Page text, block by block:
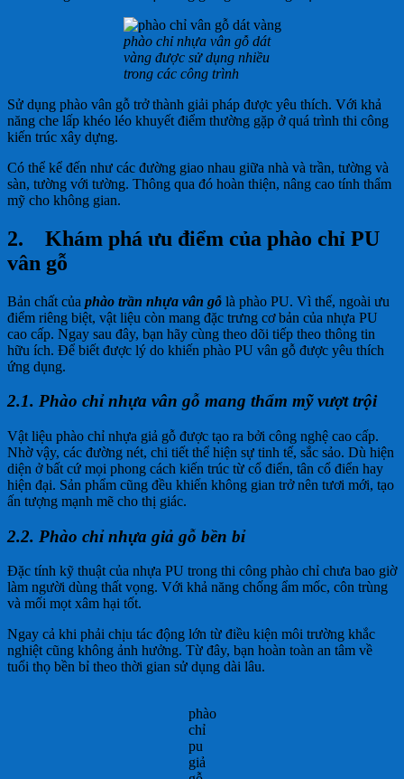
phào chỉ nhựa vân gỗ dát
vàng được sử dụng nhiều
trong các công trình
Sử dụng phào vân gỗ trở thành giải pháp được yêu thích. Với khả
năng che lấp khéo léo khuyết điểm thường gặp ở quá trình thi công
kiến trúc xây dựng.
Có thể kể đến như các đường giao nhau giữa nhà và trần, tường và
sàn, tường với tường. Thông qua đó hoàn thiện, nâng cao tính thẩm
mỹ cho không gian.
2. Khám phá ưu điểm của phào chỉ PU
vân gỗ
Bản chất của phào trần nhựa vân gỗ là phào PU. Vì thế, ngoài ưu
điểm riêng biệt, vật liệu còn mang đặc trưng cơ bản của nhựa PU
cao cấp. Ngay sau đây, bạn hãy cùng theo dõi tiếp theo thông tin
hữu ích. Để biết được lý do khiến phào PU vân gỗ được yêu thích
ứng dụng.
2.1. Phào chỉ nhựa vân gỗ mang thẩm mỹ vượt trội
Vật liệu phào chỉ nhựa giả gỗ được tạo ra bởi công nghệ cao cấp.
Nhờ vậy, các đường nét, chi tiết thể hiện sự tinh tế, sắc sảo. Dù hiện
diện ở bất cứ mọi phong cách kiến trúc từ cổ điển, tân cổ điển hay
hiện đại. Sản phẩm cũng đều khiến không gian trở nên tươi mới, tạo
ấn tượng mạnh mẽ cho thị giác.
2.2. Phào chỉ nhựa giả gỗ bền bỉ
Đặc tính kỹ thuật của nhựa PU trong thi công phào chỉ chưa bao giờ
làm người dùng thất vọng. Với khả năng chống ẩm mốc, côn trùng
và mối mọt xâm hại tốt.
Ngay cả khi phải chịu tác động lớn từ điều kiện môi trường khắc
nghiệt cũng không ảnh hưởng. Từ đây, bạn hoàn toàn an tâm về
tuổi thọ bền bỉ theo thời gian sử dụng dài lâu.
phào
chỉ
pu
giả